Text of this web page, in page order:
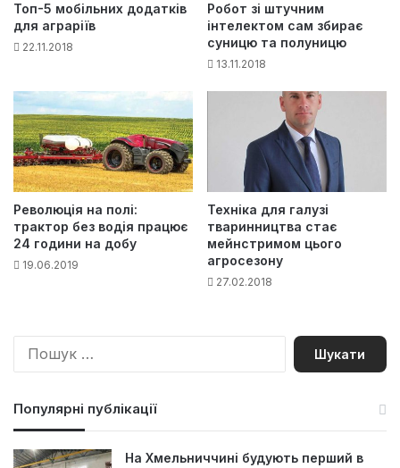
Топ-5 мобільних додатків
для аграріїв
22.11.2018
Робот зі штучним
інтелектом сам збирає
суницю та полуницю
13.11.2018
Революція на полі:
трактор без водія працює
24 години на добу
19.06.2019
Техніка для галузі
тваринництва стає
мейнстримом цього
агросезону
27.02.2018
П
Популярні публікації
На Хмельниччині будують перший в